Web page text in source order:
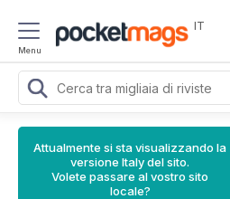
Menu
IT
Attualmente si sta visualizzando la
versione Italy del sito.
Volete passare al vostro sito
locale?